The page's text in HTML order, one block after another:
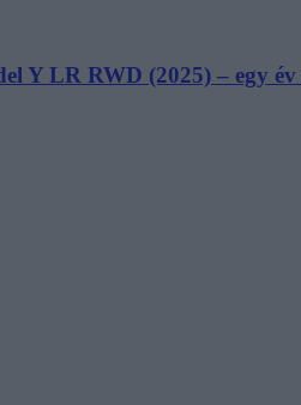
Y LR RWD (2025) – egy év